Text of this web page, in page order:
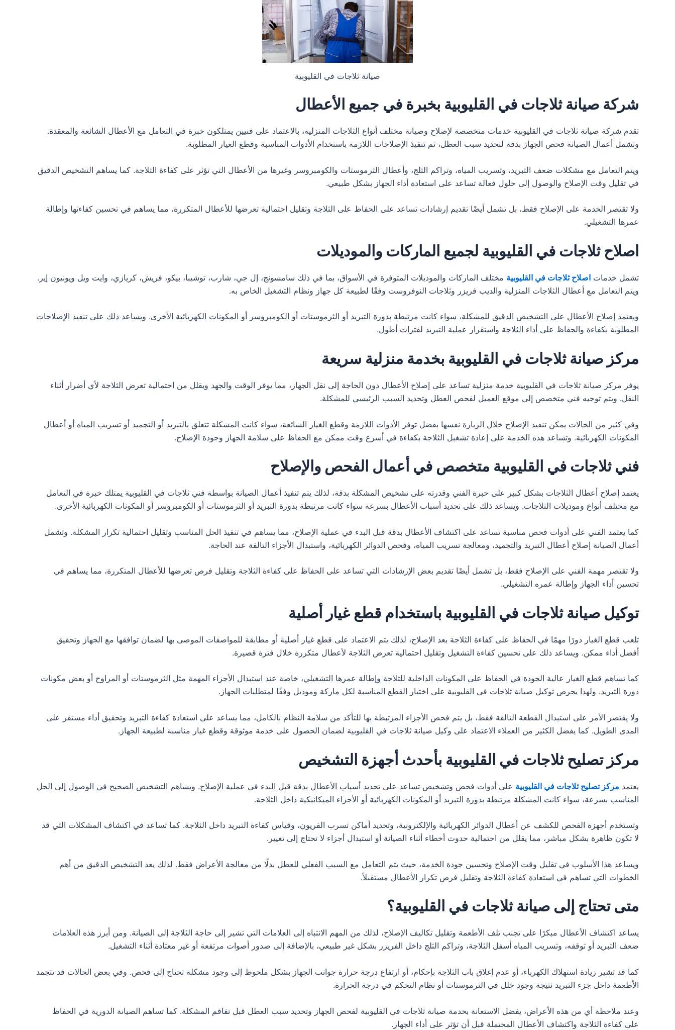
صيانة ثلاجات في القليوبية
شركة صيانة ثلاجات في القليوبية بخبرة في جميع الأعطال
تقدم شركة صيانة ثلاجات في القليوبية خدمات متخصصة لإصلاح وصيانة مختلف أنواع الثلاجات المنزلية، بالاعتماد على فنيين يمتلكون خبرة في التعامل مع الأعطال الشائعة والمعقدة.
وتشمل أعمال الصيانة فحص الجهاز بدقة لتحديد سبب العطل، ثم تنفيذ الإصلاحات اللازمة باستخدام الأدوات المناسبة وقطع الغيار المطلوبة.
ويتم التعامل مع مشكلات ضعف التبريد، وتسريب المياه، وتراكم الثلج، وأعطال الثرموستات والكومبروسر وغيرها من الأعطال التي تؤثر على كفاءة الثلاجة. كما يساهم التشخيص الدقيق
في تقليل وقت الإصلاح والوصول إلى حلول فعالة تساعد على استعادة أداء الجهاز بشكل طبيعي.
ولا تقتصر الخدمة على الإصلاح فقط، بل تشمل أيضًا تقديم إرشادات تساعد على الحفاظ على الثلاجة وتقليل احتمالية تعرضها للأعطال المتكررة، مما يساهم في تحسين كفاءتها وإطالة
عمرها التشغيلي.
اصلاح ثلاجات في القليوبية لجميع الماركات والموديلات
تشمل خدمات اصلاح ثلاجات في القليوبية مختلف الماركات والموديلات المتوفرة في الأسواق، بما في ذلك سامسونج، إل جي، شارب، توشيبا، بيكو، فريش، كريازي، وايت ويل ويونيون إير.
ويتم التعامل مع أعطال الثلاجات المنزلية والديب فريزر وثلاجات النوفروست وفقًا لطبيعة كل جهاز ونظام التشغيل الخاص به.
ويعتمد إصلاح الأعطال على التشخيص الدقيق للمشكلة، سواء كانت مرتبطة بدورة التبريد أو الثرموستات أو الكومبروسر أو المكونات الكهربائية الأخرى. ويساعد ذلك على تنفيذ الإصلاحات
المطلوبة بكفاءة والحفاظ على أداء الثلاجة واستقرار عملية التبريد لفترات أطول.
مركز صيانة ثلاجات في القليوبية بخدمة منزلية سريعة
يوفر مركز صيانة ثلاجات في القليوبية خدمة منزلية تساعد على إصلاح الأعطال دون الحاجة إلى نقل الجهاز، مما يوفر الوقت والجهد ويقلل من احتمالية تعرض الثلاجة لأي أضرار أثناء
النقل. ويتم توجيه فني متخصص إلى موقع العميل لفحص العطل وتحديد السبب الرئيسي للمشكلة.
وفي كثير من الحالات يمكن تنفيذ الإصلاح خلال الزيارة نفسها بفضل توفر الأدوات اللازمة وقطع الغيار الشائعة، سواء كانت المشكلة تتعلق بالتبريد أو التجميد أو تسريب المياه أو أعطال
المكونات الكهربائية. وتساعد هذه الخدمة على إعادة تشغيل الثلاجة بكفاءة في أسرع وقت ممكن مع الحفاظ على سلامة الجهاز وجودة الإصلاح.
فني ثلاجات في القليوبية متخصص في أعمال الفحص والإصلاح
يعتمد إصلاح أعطال الثلاجات بشكل كبير على خبرة الفني وقدرته على تشخيص المشكلة بدقة، لذلك يتم تنفيذ أعمال الصيانة بواسطة فني ثلاجات في القليوبية يمتلك خبرة في التعامل
مع مختلف أنواع وموديلات الثلاجات. ويساعد ذلك على تحديد أسباب الأعطال بسرعة سواء كانت مرتبطة بدورة التبريد أو الثرموستات أو الكومبروسر أو المكونات الكهربائية الأخرى.
كما يعتمد الفني على أدوات فحص مناسبة تساعد على اكتشاف الأعطال بدقة قبل البدء في عملية الإصلاح، مما يساهم في تنفيذ الحل المناسب وتقليل احتمالية تكرار المشكلة. وتشمل
أعمال الصيانة إصلاح أعطال التبريد والتجميد، ومعالجة تسريب المياه، وفحص الدوائر الكهربائية، واستبدال الأجزاء التالفة عند الحاجة.
ولا تقتصر مهمة الفني على الإصلاح فقط، بل تشمل أيضًا تقديم بعض الإرشادات التي تساعد على الحفاظ على كفاءة الثلاجة وتقليل فرص تعرضها للأعطال المتكررة، مما يساهم في
تحسين أداء الجهاز وإطالة عمره التشغيلي.
توكيل صيانة ثلاجات في القليوبية باستخدام قطع غيار أصلية
تلعب قطع الغيار دورًا مهمًا في الحفاظ على كفاءة الثلاجة بعد الإصلاح، لذلك يتم الاعتماد على قطع غيار أصلية أو مطابقة للمواصفات الموصى بها لضمان توافقها مع الجهاز وتحقيق
أفضل أداء ممكن. ويساعد ذلك على تحسين كفاءة التشغيل وتقليل احتمالية تعرض الثلاجة لأعطال متكررة خلال فترة قصيرة.
كما تساهم قطع الغيار عالية الجودة في الحفاظ على المكونات الداخلية للثلاجة وإطالة عمرها التشغيلي، خاصة عند استبدال الأجزاء المهمة مثل الثرموستات أو المراوح أو بعض مكونات
دورة التبريد. ولهذا يحرص توكيل صيانة ثلاجات في القليوبية على اختيار القطع المناسبة لكل ماركة وموديل وفقًا لمتطلبات الجهاز.
ولا يقتصر الأمر على استبدال القطعة التالفة فقط، بل يتم فحص الأجزاء المرتبطة بها للتأكد من سلامة النظام بالكامل، مما يساعد على استعادة كفاءة التبريد وتحقيق أداء مستقر على
المدى الطويل. كما يفضل الكثير من العملاء الاعتماد على وكيل صيانة ثلاجات في القليوبية لضمان الحصول على خدمة موثوقة وقطع غيار مناسبة لطبيعة الجهاز.
مركز تصليح ثلاجات في القليوبية بأحدث أجهزة التشخيص
يعتمد مركز تصليح ثلاجات في القليوبية على أدوات فحص وتشخيص تساعد على تحديد أسباب الأعطال بدقة قبل البدء في عملية الإصلاح. ويساهم التشخيص الصحيح في الوصول إلى الحل
المناسب بسرعة، سواء كانت المشكلة مرتبطة بدورة التبريد أو المكونات الكهربائية أو الأجزاء الميكانيكية داخل الثلاجة.
وتستخدم أجهزة الفحص للكشف عن أعطال الدوائر الكهربائية والإلكترونية، وتحديد أماكن تسرب الفريون، وقياس كفاءة التبريد داخل الثلاجة. كما تساعد في اكتشاف المشكلات التي قد
لا تكون ظاهرة بشكل مباشر، مما يقلل من احتمالية حدوث أخطاء أثناء الصيانة أو استبدال أجزاء لا تحتاج إلى تغيير.
ويساعد هذا الأسلوب في تقليل وقت الإصلاح وتحسين جودة الخدمة، حيث يتم التعامل مع السبب الفعلي للعطل بدلًا من معالجة الأعراض فقط. لذلك يعد التشخيص الدقيق من أهم
الخطوات التي تساهم في استعادة كفاءة الثلاجة وتقليل فرص تكرار الأعطال مستقبلاً.
متى تحتاج إلى صيانة ثلاجات في القليوبية؟
يساعد اكتشاف الأعطال مبكرًا على تجنب تلف الأطعمة وتقليل تكاليف الإصلاح، لذلك من المهم الانتباه إلى العلامات التي تشير إلى حاجة الثلاجة إلى الصيانة. ومن أبرز هذه العلامات
ضعف التبريد أو توقفه، وتسريب المياه أسفل الثلاجة، وتراكم الثلج داخل الفريزر بشكل غير طبيعي، بالإضافة إلى صدور أصوات مرتفعة أو غير معتادة أثناء التشغيل.
كما قد تشير زيادة استهلاك الكهرباء، أو عدم إغلاق باب الثلاجة بإحكام، أو ارتفاع درجة حرارة جوانب الجهاز بشكل ملحوظ إلى وجود مشكلة تحتاج إلى فحص. وفي بعض الحالات قد تتجمد
الأطعمة داخل جزء التبريد نتيجة وجود خلل في الثرموستات أو نظام التحكم في درجة الحرارة.
وعند ملاحظة أي من هذه الأعراض، يفضل الاستعانة بخدمة صيانة ثلاجات في القليوبية لفحص الجهاز وتحديد سبب العطل قبل تفاقم المشكلة. كما تساهم الصيانة الدورية في الحفاظ
على كفاءة الثلاجة واكتشاف الأعطال المحتملة قبل أن تؤثر على أداء الجهاز.